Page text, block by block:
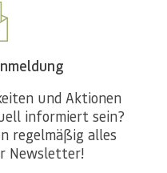
und Aktionen
informiert sein?
regelmäßig alles
Newsletter!